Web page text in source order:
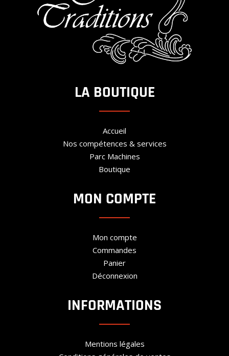
LA BOUTIQUE
Accueil
Nos compétences & services
Parc Machines
Boutique
MON COMPTE
Mon compte
Commandes
Panier
Déconnexion
INFORMATIONS
Mentions légales